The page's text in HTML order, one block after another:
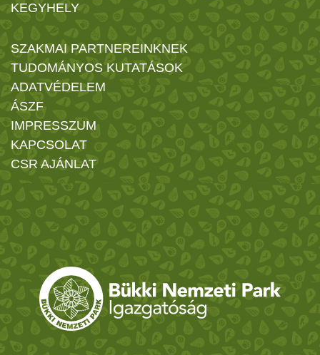
KEGYHELY
SZAKMAI PARTNEREINKNEK
TUDOMÁNYOS KUTATÁSOK
ADATVÉDELEM
ÁSZF
IMPRESSZUM
KAPCSOLAT
CSR AJÁNLAT